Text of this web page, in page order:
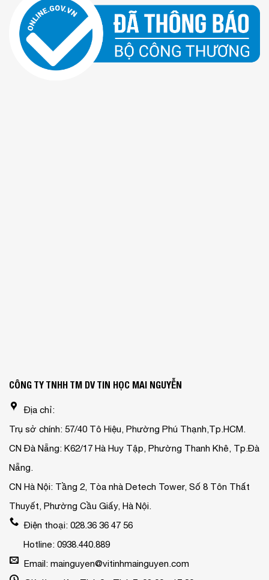
CÔNG TY TNHH TM DV TIN HỌC MAI NGUYỄN
Địa chỉ:
Trụ sở chính: 57/40 Tô Hiệu, Phường Phú Thạnh,Tp.HCM.
CN Đà Nẵng: K62/17 Hà Huy Tập, Phường Thanh Khê, Tp.Đà
Nẵng.
CN Hà Nội: Tầng 2, Tòa nhà Detech Tower, Số 8 Tôn Thất
Thuyết, Phường Cầu Giấy, Hà Nội.
Điện thoại: 028.36 36 47 56
Hotline: 0938.440.889
Email: mainguyen@vitinhmainguyen.com